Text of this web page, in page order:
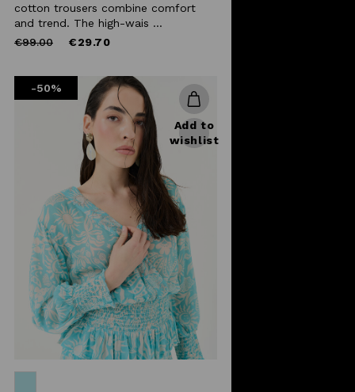
cotton trousers combine comfort
and trend. The high-wais ...
Price
€99.00to €29.70
-50%
Add to
wishlist